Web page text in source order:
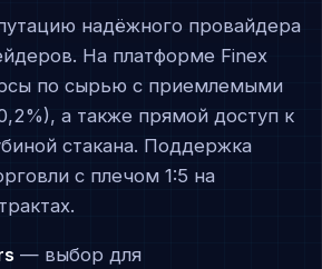
надёжного провайдера
На платформе Finex
по сырью с приемлемыми
а также прямой доступ к
стакана. Поддержка
с плечом 1:5 на
— выбор для